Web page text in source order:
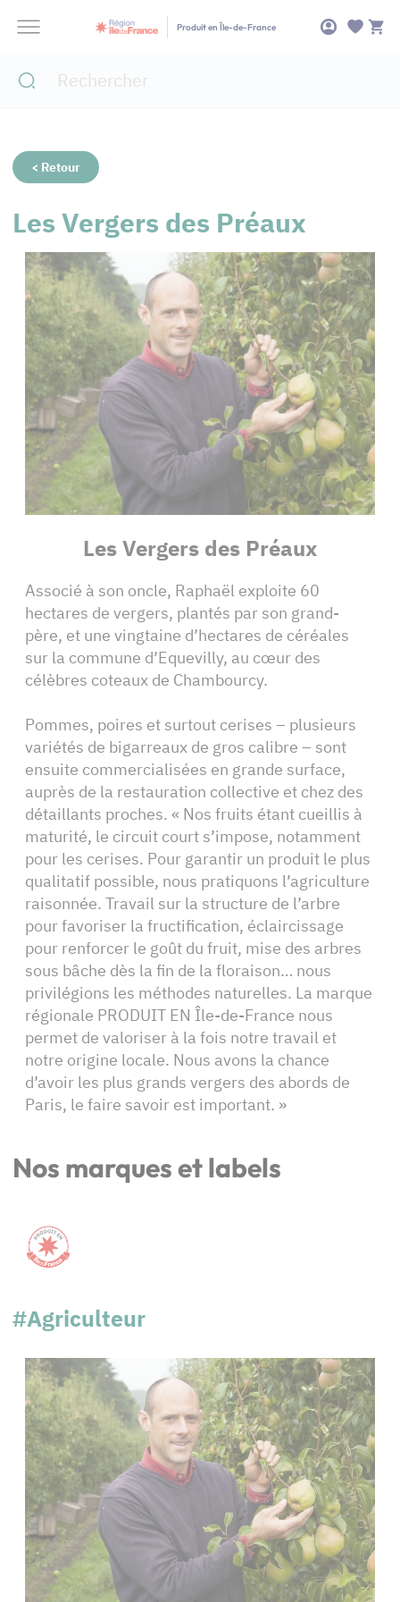
Produit en Île-de-France
< Retour
Les Vergers des Préaux
Les Vergers des Préaux
Associé à son oncle, Raphaël exploite 60
hectares de vergers, plantés par son grand-
père, et une vingtaine d’hectares de céréales
sur la commune d’Equevilly, au cœur des
célèbres coteaux de Chambourcy.
Pommes, poires et surtout cerises – plusieurs
variétés de bigarreaux de gros calibre – sont
ensuite commercialisées en grande surface,
auprès de la restauration collective et chez des
détaillants proches. « Nos fruits étant cueillis à
maturité, le circuit court s’impose, notamment
pour les cerises. Pour garantir un produit le plus
qualitatif possible, nous pratiquons l’agriculture
raisonnée. Travail sur la structure de l’arbre
pour favoriser la fructification, éclaircissage
pour renforcer le goût du fruit, mise des arbres
sous bâche dès la fin de la floraison… nous
privilégions les méthodes naturelles. La marque
régionale PRODUIT EN Île-de-France nous
permet de valoriser à la fois notre travail et
notre origine locale. Nous avons la chance
d’avoir les plus grands vergers des abords de
Paris, le faire savoir est important. »
Nos marques et labels
#Agriculteur